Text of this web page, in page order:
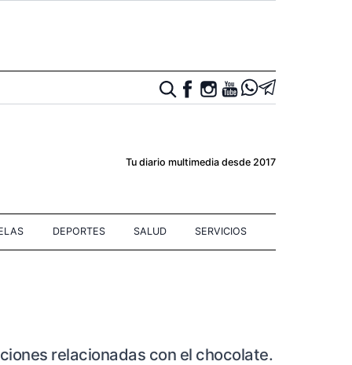
Tu diario multimedia desde 2017
DEPORTES SALUD SERVICIOS
relacionadas con el chocolate.